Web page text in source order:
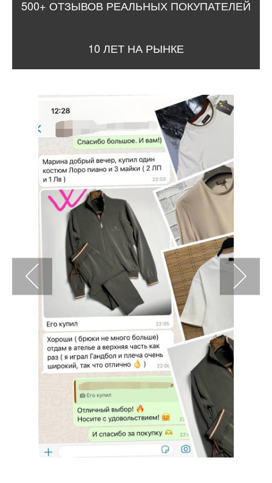
500+ ОТЗЫВОВ РЕАЛЬНЫХ ПОКУПАТЕЛЕЙ
10 ЛЕТ НА РЫНКЕ